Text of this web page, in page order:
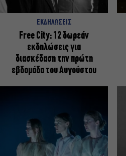
ΕΚΔΗΛΩΣΕΙΣ
Free City: 12 δωρεάν
εκδηλώσεις για
διασκέδαση την πρώτη
εβδομάδα του Αυγούστου